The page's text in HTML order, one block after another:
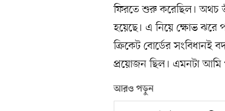
ফিরতে শুরু করেছিল। অথচ
হয়েছে। এ নিয়ে ক্ষোভ
ক্রিকেট বোর্ডের
প্রয়োজন ছিল। এমনটা আমি
আরও পড়ুন